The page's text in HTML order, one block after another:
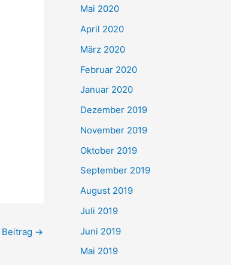
→
Mai 2020
April 2020
März 2020
Februar 2020
Januar 2020
Dezember 2019
November 2019
Oktober 2019
September 2019
August 2019
Juli 2019
Juni 2019
Mai 2019